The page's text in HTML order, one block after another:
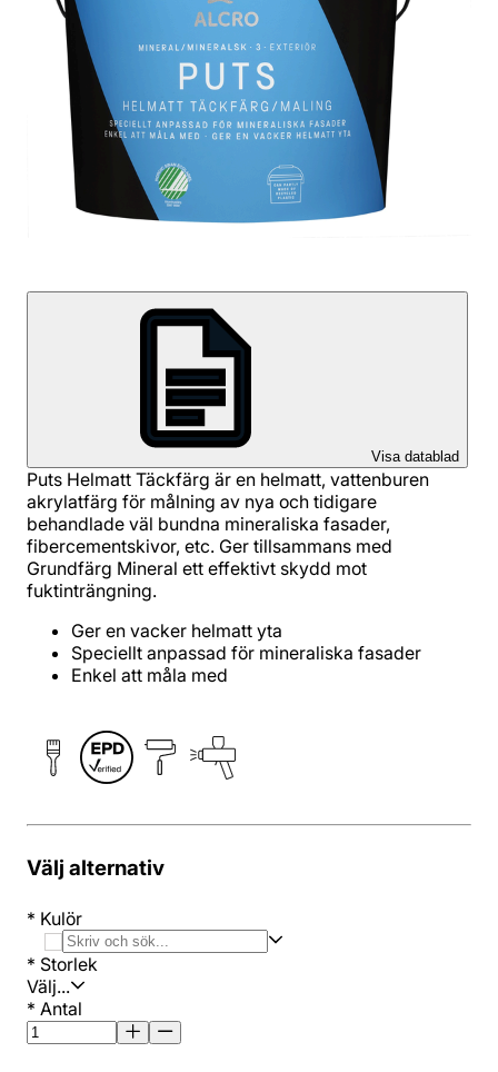
Visa datablad
Puts Helmatt Täckfärg är en helmatt, vattenburen
akrylatfärg för målning av nya och tidigare
behandlade väl bundna mineraliska fasader,
fibercementskivor, etc. Ger tillsammans med
Grundfärg Mineral ett effektivt skydd mot
fuktinträngning.
Ger en vacker helmatt yta
Speciellt anpassad för mineraliska fasader
Enkel att måla med
Välj alternativ
* Kulör
* Storlek
Välj...
* Antal